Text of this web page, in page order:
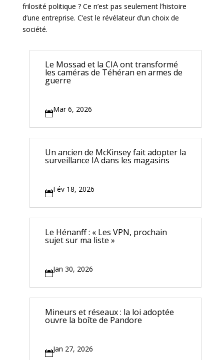
frilosité politique ? Ce n’est pas seulement l’histoire
d’une entreprise. C’est le révélateur d’un choix de
société.
Le Mossad et la CIA ont transformé
les caméras de Téhéran en armes de
guerre
Mar 6, 2026
Un ancien de McKinsey fait adopter la
surveillance IA dans les magasins
Fév 18, 2026
Le Hénanff : « Les VPN, prochain
sujet sur ma liste »
Jan 30, 2026
Mineurs et réseaux : la loi adoptée
ouvre la boîte de Pandore
Jan 27, 2026